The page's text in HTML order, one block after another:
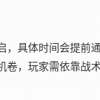
具体时间会提前
卷，玩家需依靠战